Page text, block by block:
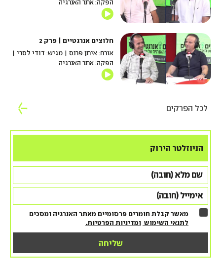
הפקה: אתר האנרגיה
חלוצים אנרגטיים | פרק 2
אורח: איתן פרנס | מגיש: דודי לסרי |
הפקה: אתר האנרגיה
לכל הפרקים
הניוזלטר הירוק
מאשר קבלת חומרים פרסומיים מאתר האנרגיה ומסכים
לתנאי השימוש ומדיניות הפרטיות.